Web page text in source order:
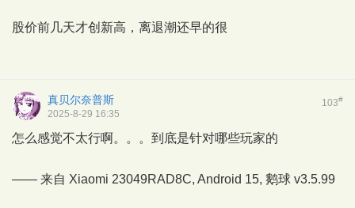
股价前几天才创新高，离退潮还早的很
103#
真贝尔奈普斯
2025-8-29 16:35
怎么感觉不太行啊。。。到底是针对哪些玩家的
—— 来自 Xiaomi 23049RAD8C, Android 15, 鹅球 v3.5.99